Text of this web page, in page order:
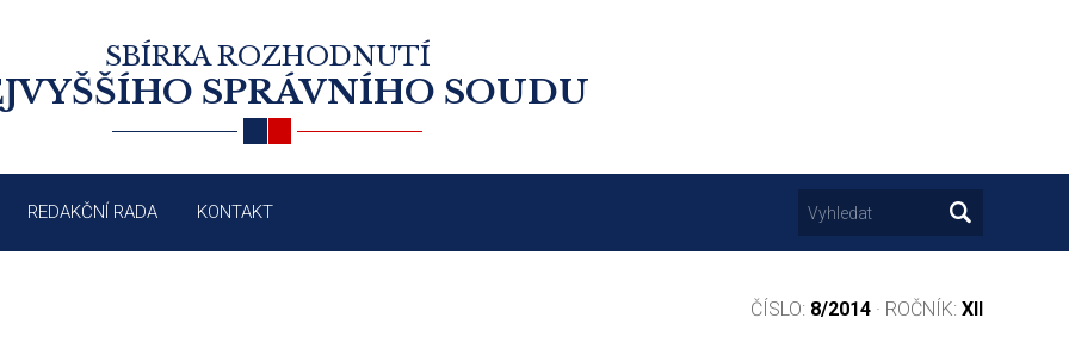
SBÍRKA ROZHODNUTÍ
SPRÁVNÍHO SOUDU
REDAKČNÍ RADA KONTAKT
ČÍSLO: 8/2014 · ROČNÍK: XII